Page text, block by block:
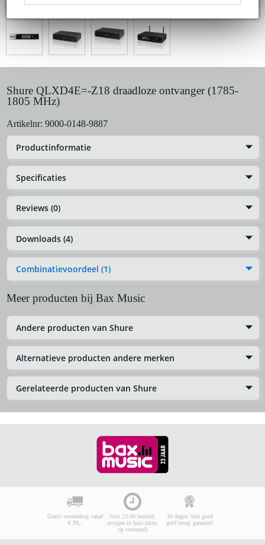
Huur dit product
Bekijk ook eens (4)
Shure QLXD4E=-Z18 draadloze ontvanger (1785-
1805 MHz)
Artikelnr: 9000-0148-9887
Productinformatie
Specificaties
Reviews (0)
Downloads (4)
Combinatievoordeel (1)
Meer producten bij Bax Music
Andere producten van Shure
Alternatieve producten andere merken
Gerelateerde producten van Shure
Gratis verzending vanaf
€ 99,-
Voor 23:00 besteld,
morgen in huis (mits
op voorraad)
30 dagen 'niet goed
geld terug' garantie!